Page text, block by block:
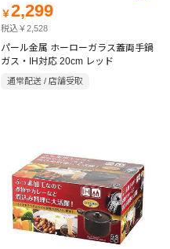
￥2,299
税込￥2,528
パール金属 ホーローガラス蓋両手鍋
ガス・IH対応 20cm レッド
通常配送 / 店舗受取